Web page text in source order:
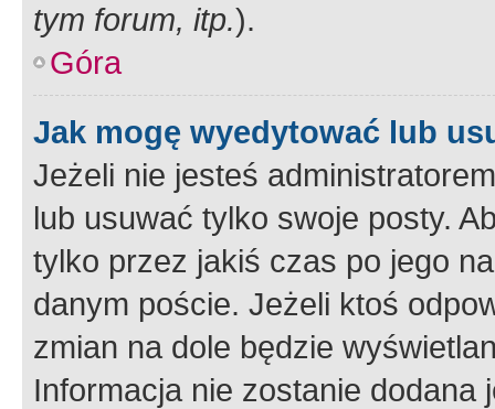
tym forum, itp.).
Góra
Jak mogę wyedytować lub
Jeżeli nie jesteś
lub usuwać tylko swoje posty.
tylko przez jakiś czas po jego
danym poście. Jeżeli ktoś
zmian na dole będzie
Informacja nie zostanie dodana